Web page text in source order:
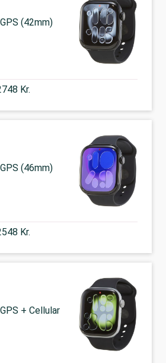
(42mm)
Kr.
(46mm)
Kr.
+ Cellular